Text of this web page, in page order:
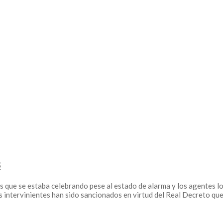
se estaba celebrando pese al estado de alarma y los agentes
han sido sancionados en virtud del Real Decreto